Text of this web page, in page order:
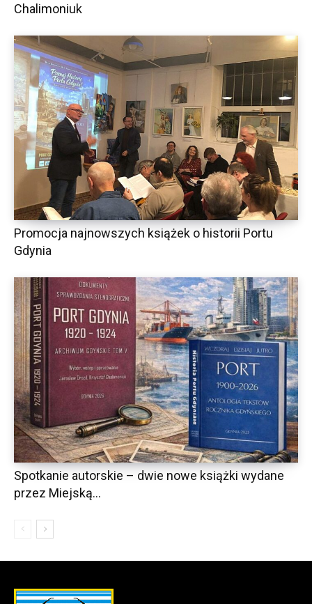
Chalimoniuk
Promocja najnowszych książek o historii Portu
Gdynia
Spotkanie autorskie – dwie nowe książki wydane
przez Miejską...